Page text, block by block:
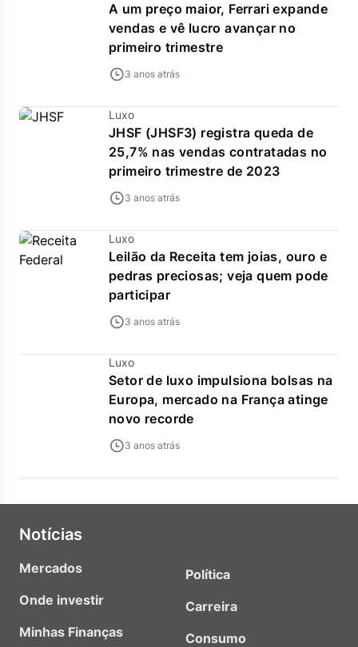
A um preço maior, Ferrari expande
vendas e vê lucro avançar no
primeiro trimestre
3 anos atrás
Luxo
JHSF (JHSF3) registra queda de
25,7% nas vendas contratadas no
primeiro trimestre de 2023
3 anos atrás
Luxo
Leilão da Receita tem joias, ouro e
pedras preciosas; veja quem pode
participar
3 anos atrás
Luxo
Setor de luxo impulsiona bolsas na
Europa, mercado na França atinge
novo recorde
3 anos atrás
Notícias
Mercados
Onde investir
Minhas Finanças
Política
Carreira
Consumo